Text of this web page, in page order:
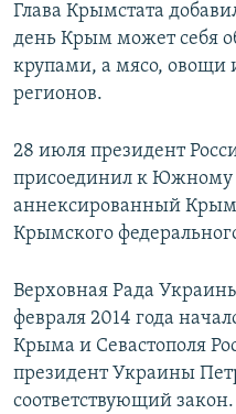
Глава Крымстата
день Крым может себя
крупами, а мясо, овощи
регионов.
28 июля президент
присоединил к Южному
аннексированный
Крымского
Верховная Рада
февраля 2014 года
Крыма и Севастополя
президент Украины
соответствующий